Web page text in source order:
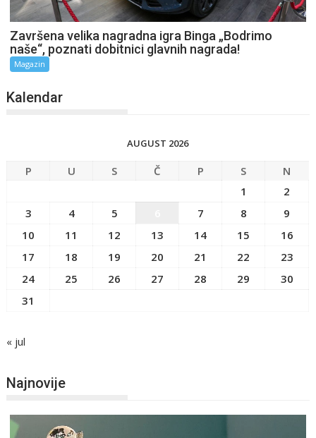
Završena velika nagradna igra Binga „Bodrimo
naše“, poznati dobitnici glavnih nagrada!
Magazin
Kalendar
AUGUST 2026
P U S Č P S
N
1
2
3
4 5 7 8
9
10
11 12 13 14 15
16
17
18 19 20 21 22
23
24
25 26 27 28 29
30
31
« jul
Najnovije